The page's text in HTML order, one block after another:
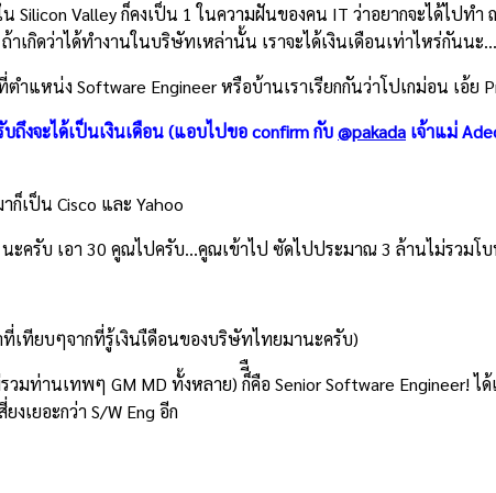
Valley ก็คงเป็น 1 ในความฝันของคน IT ว่าอยากจะได้ไปท
กิดว่าได้ทำงานในบริษัทเหล่านั้น เราจะได้เงินเดือนเท่าไหร่กันนะ…
แหน่ง Software Engineer หรือบ้านเราเรียกกันว่าโปเกม่อน เอ้ย
ถึงจะได้เป็นเงินเดือน (แอบไปขอ confirm กับ@pakada เจ้าแม่
เป็น Cisco และ Yahoo
ะครับ เอา 30 คูณไปครับ…คูณเข้าไป ซัดไปประมาณ 3 ล้านไม่รวมโ
เทียบๆจากที่รู้เงินเืดือนของบริษัทไทยมานะครับ)
มท่านเทพๆ GM MD ทั้งหลาย) ก็ีืคือ Senior Software Engineer! ไ
เยอะกว่า S/W Eng อีก